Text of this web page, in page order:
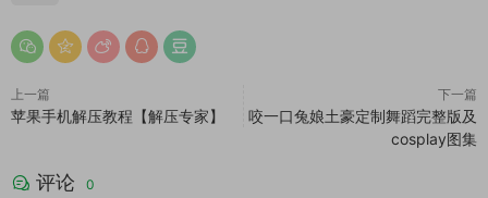
上一篇
苹果手机解压教程【解压专家】
下一篇
咬一口兔娘土豪定制舞蹈完整版及
cosplay图集
评论 0